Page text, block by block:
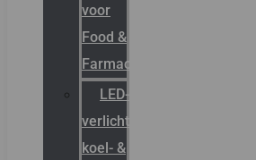
voor
Food &
Farmacie
LED-
verlichting
koel- &